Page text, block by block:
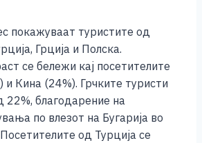
покажуваат туристите од
Грција и Полска.
се бележи кај посетителите
Кина (24%). Грчките туристи
22%, благодарение на
по влезот на Бугарија во
од Турција се